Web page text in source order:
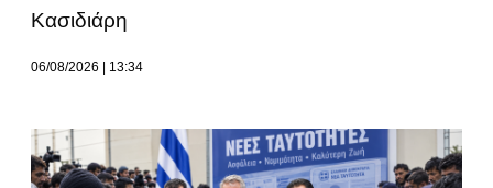
Κασιδιάρη
06/08/2026 13:34